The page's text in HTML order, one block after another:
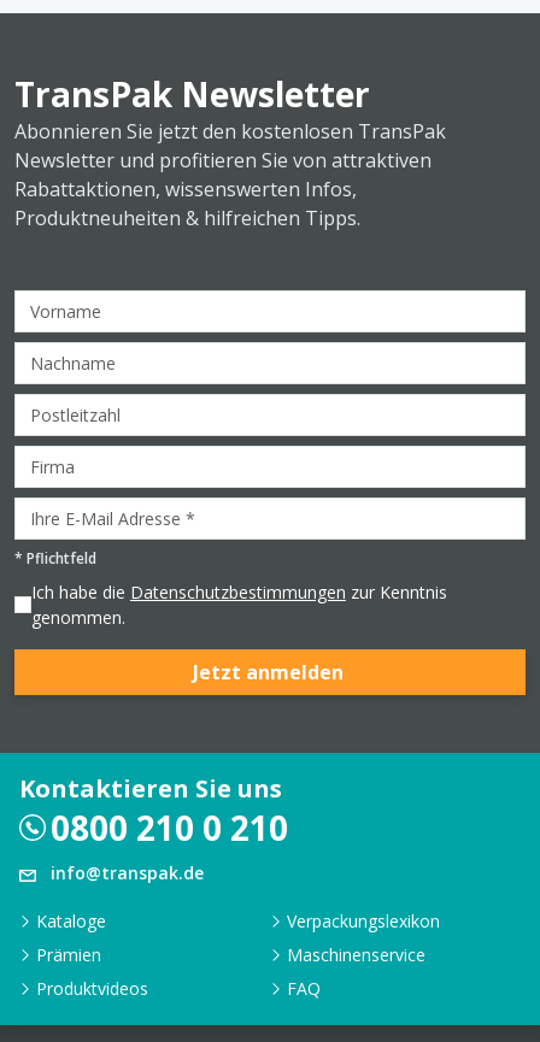
TransPak Newsletter
Abonnieren Sie jetzt den kostenlosen TransPak
Newsletter und profitieren Sie von attraktiven
Rabattaktionen, wissenswerten Infos,
Produktneuheiten & hilfreichen Tipps.
* Pflichtfeld
Ich habe die Datenschutzbestimmungen zur Kenntnis
genommen.
Jetzt anmelden
Kontaktieren Sie uns
0800 210 0 210
info@transpak.de
Kataloge
Verpackungslexikon
Prämien
Maschinenservice
Produktvideos
FAQ